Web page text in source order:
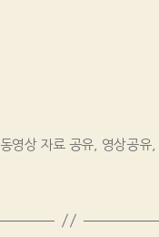
동영상 자료 공유 영상공유,